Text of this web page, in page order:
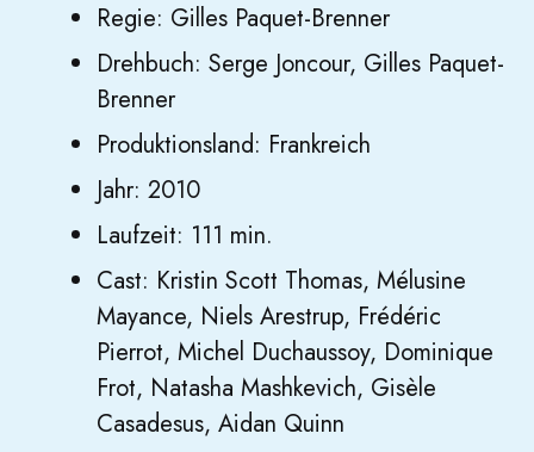
Regie: Gilles Paquet-Brenner
Drehbuch: Serge Joncour, Gilles Paquet-
Brenner
Produktionsland: Frankreich
Jahr: 2010
Laufzeit: 111 min.
Cast: Kristin Scott Thomas, Mélusine
Mayance, Niels Arestrup, Frédéric
Pierrot, Michel Duchaussoy, Dominique
Frot, Natasha Mashkevich, Gisèle
Casadesus, Aidan Quinn